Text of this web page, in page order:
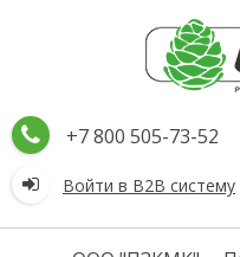
+7 800 505-73-52
Войти в В2В систему